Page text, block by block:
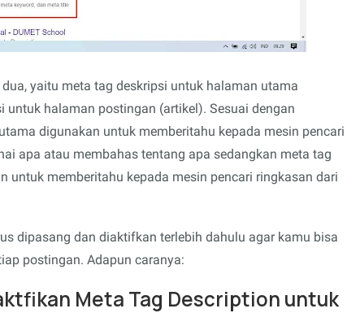
yaitu meta tag deskripsi untuk halaman utama
halaman postingan (artikel). Sesuai dengan
digunakan untuk memberitahu kepada mesin pencari
apa atau membahas tentang apa sedangkan meta tag
untuk memberitahu kepada mesin pencari ringkasan dari
dipasang dan diaktifkan terlebih dahulu agar kamu bisa
postingan. Adapun caranya:
Meta Tag Description untuk